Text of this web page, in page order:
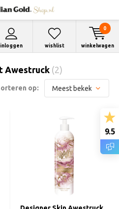
inloggen wishlist winkelwagen
0
Awestruck (2)
op:
9.5